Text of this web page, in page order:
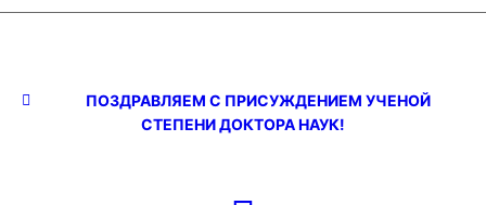
ПОЗДРАВЛЯЕМ С ПРИСУЖДЕНИЕМ УЧЕНОЙ
СТЕПЕНИ ДОКТОРА НАУК!